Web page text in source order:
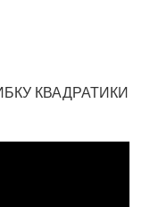
КВАДРАТИКИ